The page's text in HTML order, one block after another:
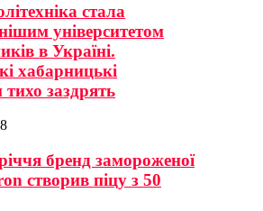
стала
університетом
в Україні.
хабарницькі
тихо заздрять
бренд замороженої
створив піцу з 50